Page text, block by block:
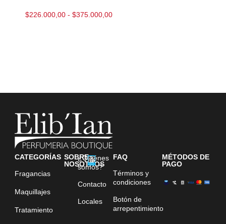
$226.000,00 - $375.000,00
CATEGORÍAS
Fragancias
Maquillajes
Tratamiento
SOBRE
NOSOTROS
¿Quiénes
somos?
Contacto
Locales
FAQ
Términos y
condiciones
Botón de
arrepentimiento
MÉTODOS DE
PAGO